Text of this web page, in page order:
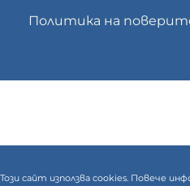
Политика на
Този сайт използва cookies. Повече